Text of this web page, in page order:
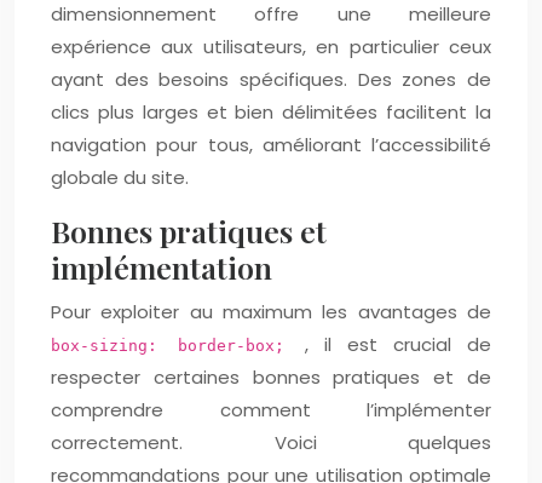
dimensionnement offre une meilleure
expérience aux utilisateurs, en particulier ceux
ayant des besoins spécifiques. Des zones de
clics plus larges et bien délimitées facilitent la
navigation pour tous, améliorant l’accessibilité
globale du site.
Bonnes pratiques et
implémentation
Pour exploiter au maximum les avantages de
box-sizing: border-box; , il est crucial de
respecter certaines bonnes pratiques et de
comprendre comment l’implémenter
correctement. Voici quelques
recommandations pour une utilisation optimale